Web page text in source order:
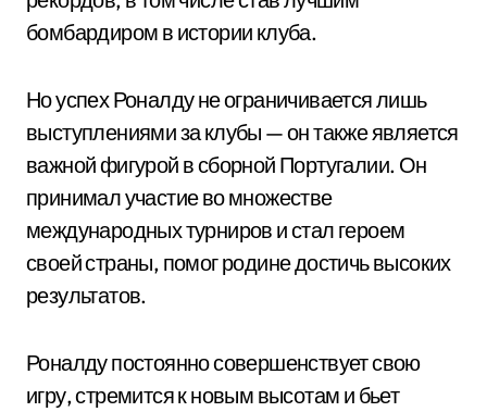
бомбардиром в истории клуба.
Но успех Роналду не ограничивается лишь
выступлениями за клубы — он также является
важной фигурой в сборной Португалии. Он
принимал участие во множестве
международных турниров и стал героем
своей страны, помог родине достичь высоких
результатов.
Роналду постоянно совершенствует свою
игру, стремится к новым высотам и бьет